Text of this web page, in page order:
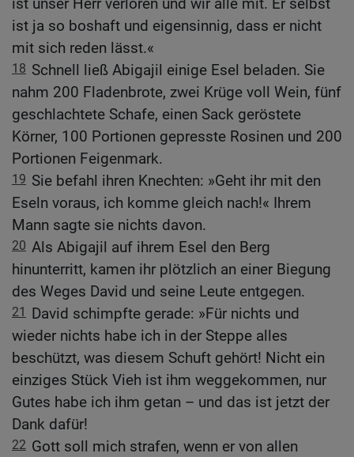
ist unser Herr verloren und wir alle mit. Er selbst
ist ja so boshaft und eigensinnig, dass er nicht
mit sich reden lässt.«
18 Schnell ließ Abigajil einige Esel beladen. Sie
nahm 200 Fladenbrote, zwei Krüge voll Wein, fünf
geschlachtete Schafe, einen Sack geröstete
Körner, 100 Portionen gepresste Rosinen und 200
Portionen Feigenmark.
19 Sie befahl ihren Knechten: »Geht ihr mit den
Eseln voraus, ich komme gleich nach!« Ihrem
Mann sagte sie nichts davon.
20 Als Abigajil auf ihrem Esel den Berg
hinunterritt, kamen ihr plötzlich an einer Biegung
des Weges David und seine Leute entgegen.
21
David schimpfte gerade: »Für nichts und
wieder nichts habe ich in der Steppe alles
beschützt, was diesem Schuft gehört! Nicht ein
einziges Stück Vieh ist ihm weggekommen, nur
Gutes habe ich ihm getan – und das ist jetzt der
Dank dafür!
22 Gott soll mich strafen, wenn er von allen